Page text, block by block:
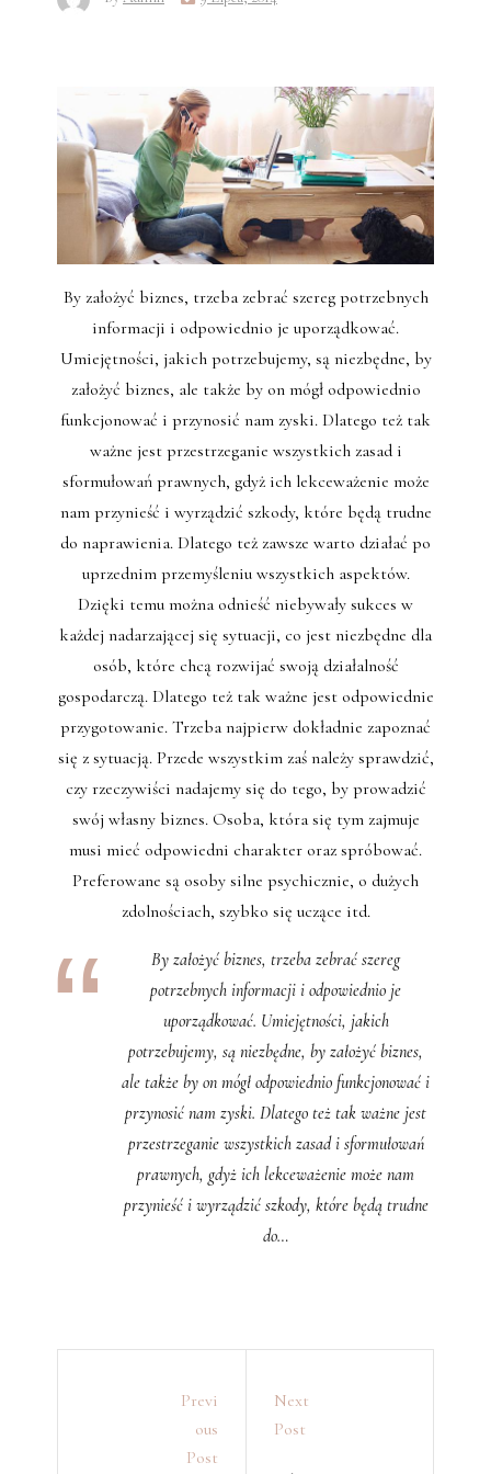
By założyć biznes, trzeba zebrać szereg potrzebnych
informacji i odpowiednio je uporządkować.
Umiejętności, jakich potrzebujemy, są niezbędne, by
założyć biznes, ale także by on mógł odpowiednio
funkcjonować i przynosić nam zyski. Dlatego też tak
ważne jest przestrzeganie wszystkich zasad i
sformułowań prawnych, gdyż ich lekceważenie może
nam przynieść i wyrządzić szkody, które będą trudne
do naprawienia. Dlatego też zawsze warto działać po
uprzednim przemyśleniu wszystkich aspektów.
Dzięki temu można odnieść niebywały sukces w
każdej nadarzającej się sytuacji, co jest niezbędne dla
osób, które chcą rozwijać swoją działalność
gospodarczą. Dlatego też tak ważne jest odpowiednie
przygotowanie. Trzeba najpierw dokładnie zapoznać
się z sytuacją. Przede wszystkim zaś należy sprawdzić,
czy rzeczywiści nadajemy się do tego, by prowadzić
swój własny biznes. Osoba, która się tym zajmuje
musi mieć odpowiedni charakter oraz spróbować.
Preferowane są osoby silne psychicznie, o dużych
zdolnościach, szybko się uczące itd.
By założyć biznes, trzeba zebrać szereg
potrzebnych informacji i odpowiednio je
uporządkować. Umiejętności, jakich
potrzebujemy, są niezbędne, by założyć biznes,
ale także by on mógł odpowiednio funkcjonować i
przynosić nam zyski. Dlatego też tak ważne jest
przestrzeganie wszystkich zasad i sformułowań
prawnych, gdyż ich lekceważenie może nam
przynieść i wyrządzić szkody, które będą trudne
do…
Previ
Ous
Post
Next
Post